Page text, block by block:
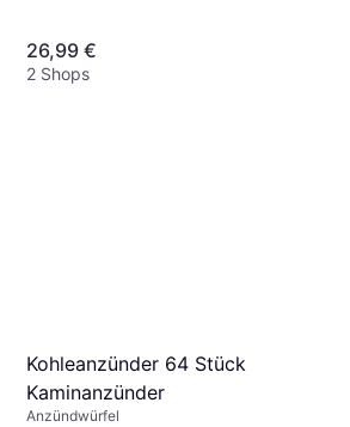
26,99 €
2 Shops
Kohleanzünder 64 Stück
Kaminanzünder
Anzündwürfel